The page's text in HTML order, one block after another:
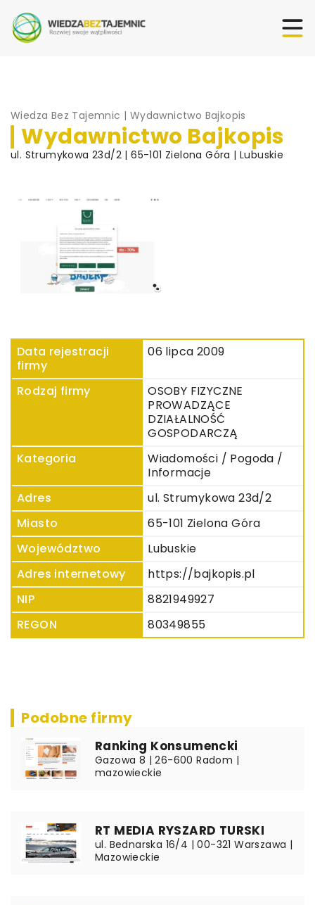
Wiedza Bez Tajemnic | Wydawnictwo Bajkopis
Wydawnictwo Bajkopis
ul. Strumykowa 23d/2 | 65-101 Zielona Góra | Lubuskie
Data rejestracji
firmy
06 lipca 2009
Rodzaj firmy
OSOBY FIZYCZNE
PROWADZĄCE
DZIAŁALNOŚĆ
GOSPODARCZĄ
Kategoria
Wiadomości / Pogoda /
Informacje
Adres
ul. Strumykowa 23d/2
Miasto
65-101 Zielona Góra
Województwo
Lubuskie
Adres internetowy
https://bajkopis.pl
NIP
8821949927
REGON
80349855
Podobne firmy
Ranking Konsumencki
Gazowa 8 | 26-600 Radom |
mazowieckie
RT MEDIA RYSZARD TURSKI
ul. Bednarska 16/4 | 00-321 Warszawa |
Mazowieckie